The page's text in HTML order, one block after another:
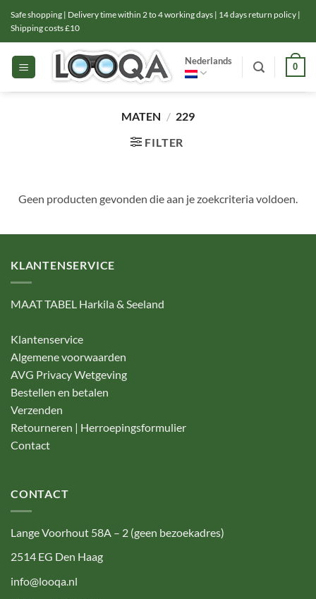
naar
inhoud
Safe shopping | Delivery time within 2 to 4 working days | 14 days return policy |
Shipping costs £10
Nederlands
0
MATEN / 229
FILTER
Geen producten gevonden die aan je zoekcriteria voldoen.
KLANTENSERVICE
MAAT TABEL Harkila & Seeland
Klantenservice
Algemene voorwaarden
AVG Privacy Wetgeving
Bestellen en betalen
Verzenden
Retourneren | Herroepingsformulier
Contact
CONTACT
Lange Voorhout 58A – 2 (geen bezoekadres)
2514 EG Den Haag
info@looqa.nl